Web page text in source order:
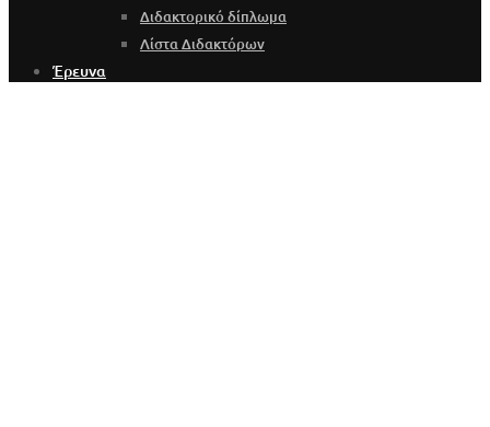
Διδακτορικό δίπλωμα
Λίστα Διδακτόρων
Έρευνα